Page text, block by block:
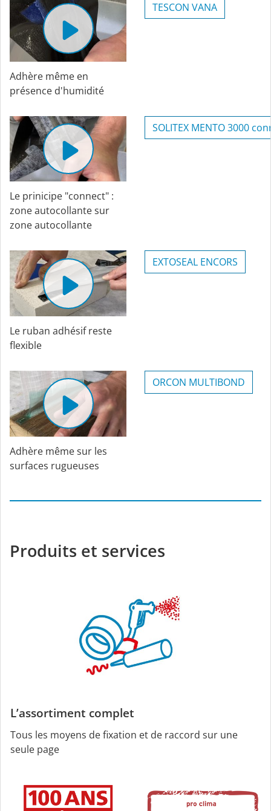
Adhère même en
présence d'humidité
TESCON VANA
Le prinicipe "connect" :
zone autocollante sur
zone autocollante
SOLITEX MENTO 3000
Le ruban adhésif reste
flexible
EXTOSEAL ENCORS
Adhère même sur les
surfaces rugueuses
ORCON MULTIBOND
Produits et services
L’assortiment complet
Tous les moyens de fixation et de raccord sur une
seule page